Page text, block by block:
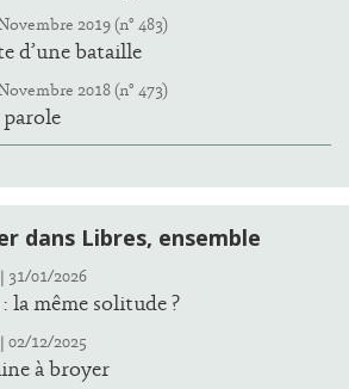
2019 (n° 483)
d’une bataille
2018 (n° 473)
parole
dans Libres, ensemble
31/01/2026
la même solitude ?
02/12/2025
à broyer